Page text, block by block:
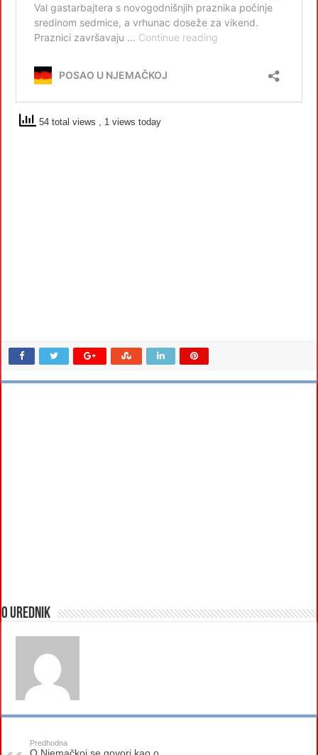
54 total views , 1 views today
O urednik
Predhodna
O Njemačkoj se govori kao o